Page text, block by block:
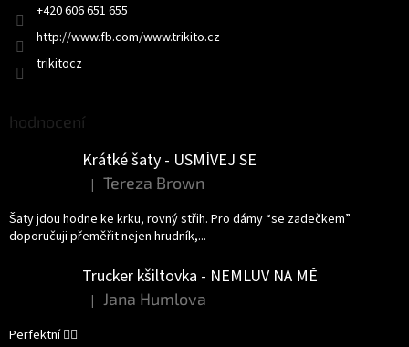
+420 606 651 655
http://www.fb.com/www.trikito.cz
trikitocz
hodnocení
Krátké šaty - USMÍVEJ SE
Hodnocení produktu je 5 z 5 hvězdiček.
| Tereza Brown
Šaty jdou hodne ke krku, rovný střih. Pro dámy “se zadečkem”
doporučuji přeměřit nejen hrudník,...
Trucker kšiltovka - NEMLUV NA MĚ
Hodnocení produktu je 5 z 5 hvězdiček.
| Jana Humlova
Perfektní 👌🏻